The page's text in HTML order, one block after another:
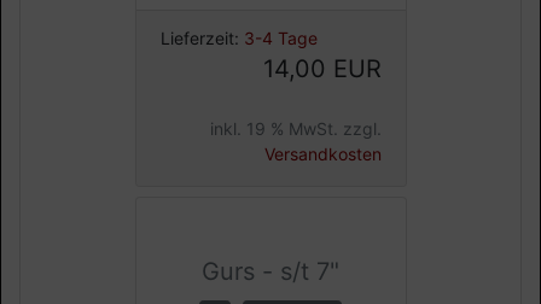
Lieferzeit: 3-4 Tage
14,00 EUR
inkl. 19 % MwSt. zzgl.
Versandkosten
Gurs - s/t 7"